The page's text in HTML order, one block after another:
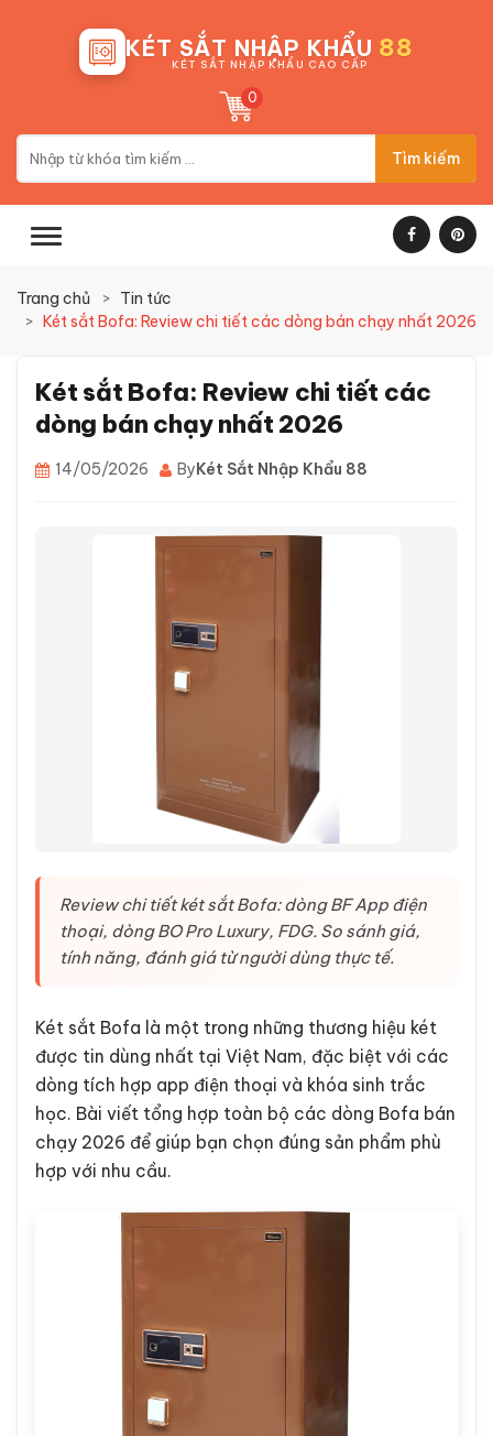
KÉT SẮT NHẬP KHẨU 88
KÉT SẮT NHẬP KHẨU CAO CẤP
0
Tìm kiếm
Trang chủ
Tin tức
Két sắt Bofa: Review chi tiết các dòng bán chạy nhất 2026
Két sắt Bofa: Review chi tiết các
dòng bán chạy nhất 2026
14/05/2026 ByKét Sắt Nhập Khẩu 88
Review chi tiết két sắt Bofa: dòng BF App điện
thoại, dòng BO Pro Luxury, FDG. So sánh giá,
tính năng, đánh giá từ người dùng thực tế.
Két sắt Bofa là một trong những thương hiệu két
được tin dùng nhất tại Việt Nam, đặc biệt với các
dòng tích hợp app điện thoại và khóa sinh trắc
học. Bài viết tổng hợp toàn bộ các dòng Bofa bán
chạy 2026 để giúp bạn chọn đúng sản phẩm phù
hợp với nhu cầu.